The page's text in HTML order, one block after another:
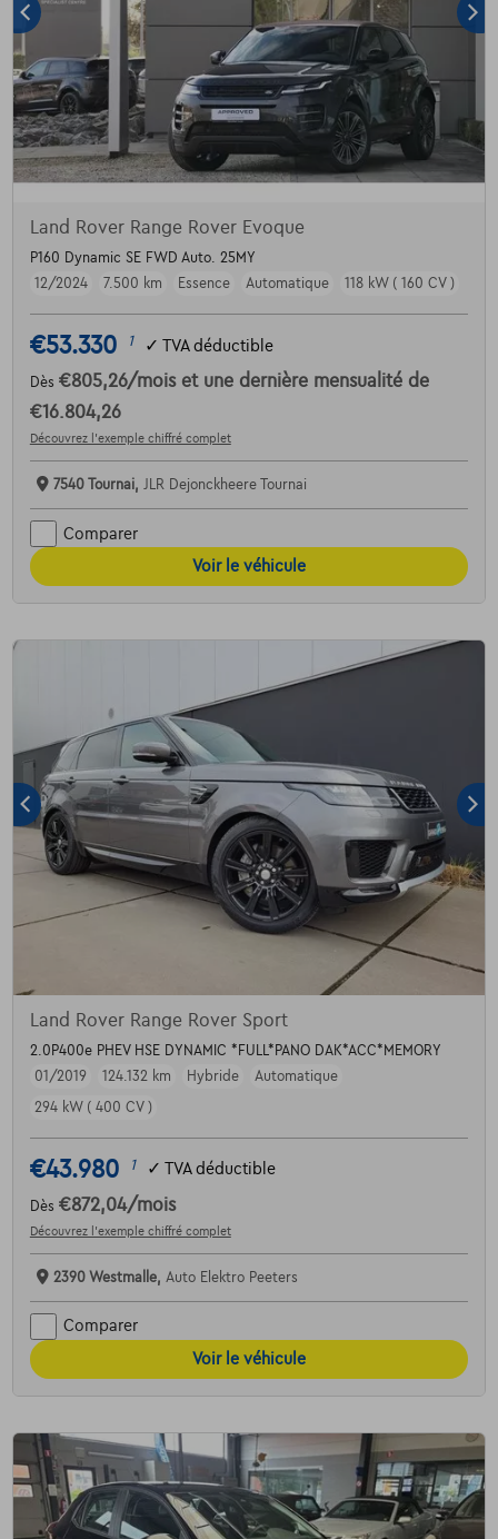
Land Rover Range Rover Evoque
P160 Dynamic SE FWD Auto. 25MY
12/2024
7.500 km Essence Automatique 118 kW ( 160 CV )
€53.330 1 ✓ TVA déductible
Dès €805,26/mois et une dernière mensualité de
€16.804,26
Découvrez l’exemple chiffré complet
7540 Tournai, JLR Dejonckheere Tournai
Comparer
Voir le véhicule
Land Rover Range Rover Sport
2.0P400e PHEV HSE DYNAMIC *FULL*PANO DAK*ACC*MEMORY
01/2019
124.132 km Hybride
Automatique
294 kW ( 400 CV )
€43.980 1 ✓ TVA déductible
Dès €872,04/mois
Découvrez l’exemple chiffré complet
2390 Westmalle, Auto Elektro Peeters
Comparer
Voir le véhicule